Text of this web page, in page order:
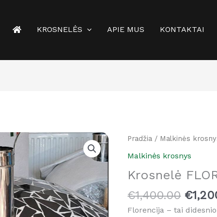
KROSNELĖS APIE MUS KONTAKTAI
Pradžia / Malkinės
Malkinės krosnys
Krosnelė
€1,400.00
was:
€
Florencija – tai
produkto
FLORENCIJA